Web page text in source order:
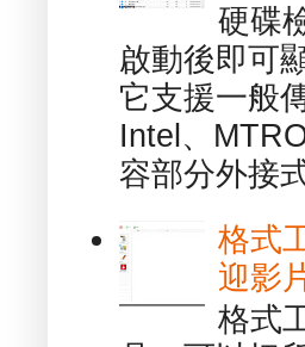
硬碟
啟動後即可
它支援一般
Intel、
容部分外接
格式
迎影
格式